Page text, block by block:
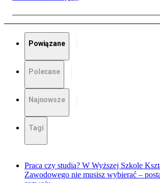
Powiązane
Polecane
Najnowsze
Tagi
Praca czy studia? W Wyższej Szkole
Zawodowego nie musisz wybierać –